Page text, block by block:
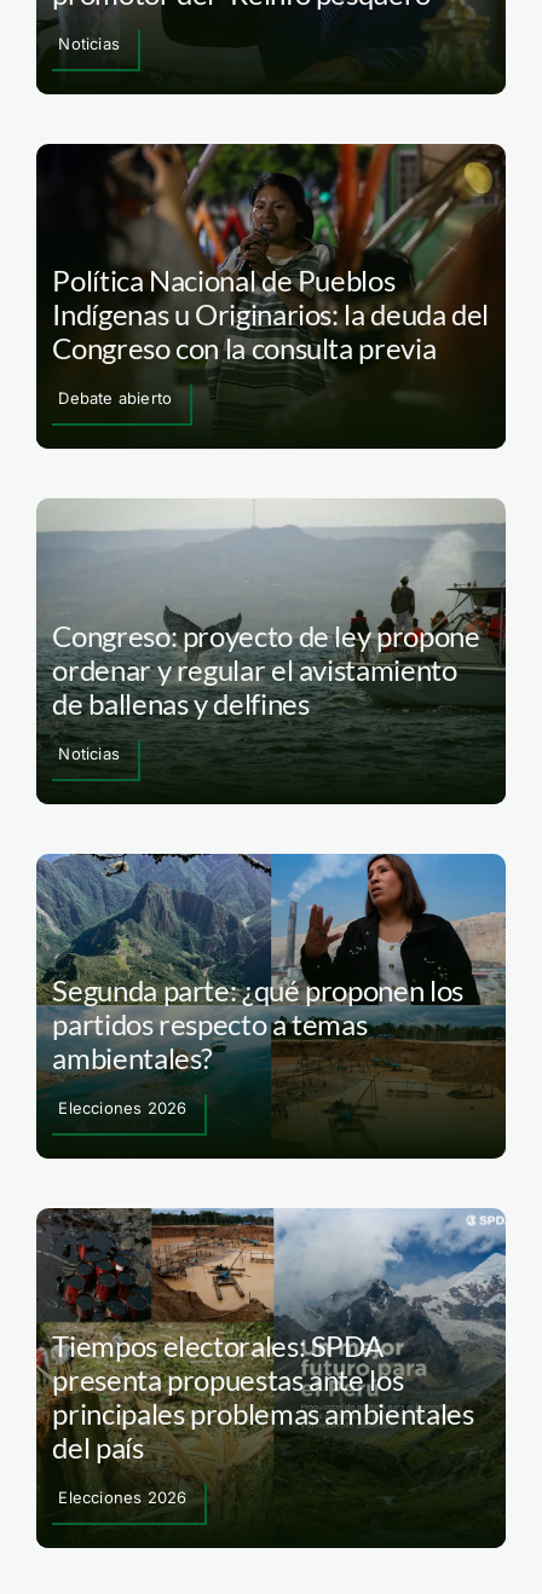
Noticias
Política Nacional de Pueblos
Indígenas u Originarios: la deuda del
Congreso con la consulta previa
Debate abierto
Congreso: proyecto de ley propone
ordenar y regular el avistamiento
de ballenas y delfines
Noticias
Segunda parte: ¿qué proponen los
partidos respecto a temas
ambientales?
Elecciones 2026
Tiempos electorales: SPDA
presenta propuestas ante los
principales problemas ambientales
del país
Elecciones 2026